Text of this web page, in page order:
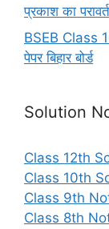
प्रकाश का
BSEB Class
पेपर बिहार बोर्ड
Solution
Class 12th
Class 10th
Class 9th
Class 8th